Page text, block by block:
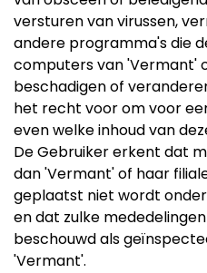
versturen van virussen,
andere programma's die
computers van 'Vermant'
beschadigen of
het recht voor om voor
even welke inhoud van
De Gebruiker erkent dat
dan 'Vermant' of haar
geplaatst niet wordt
en dat zulke
beschouwd als
'Vermant'.